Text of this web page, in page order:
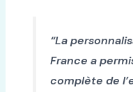
“La
France a
complète de